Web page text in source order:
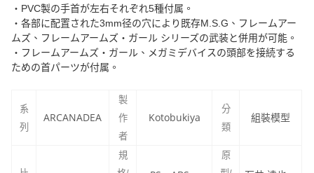
・PVC製の手首が左右それぞれ5種付属。
・各部に配置された3mm径の穴により既存M.S.G、フレームアー
ムズ、フレームアームズ・ガール シリーズの武装と併用が可能。
・フレームアームズ・ガール、メガミデバイスの頭部を接続する
ための首パーツが付属。
系
列
ARCANADEA
製
作
者
Kotobukiya
分
類
組裝模型
規
原